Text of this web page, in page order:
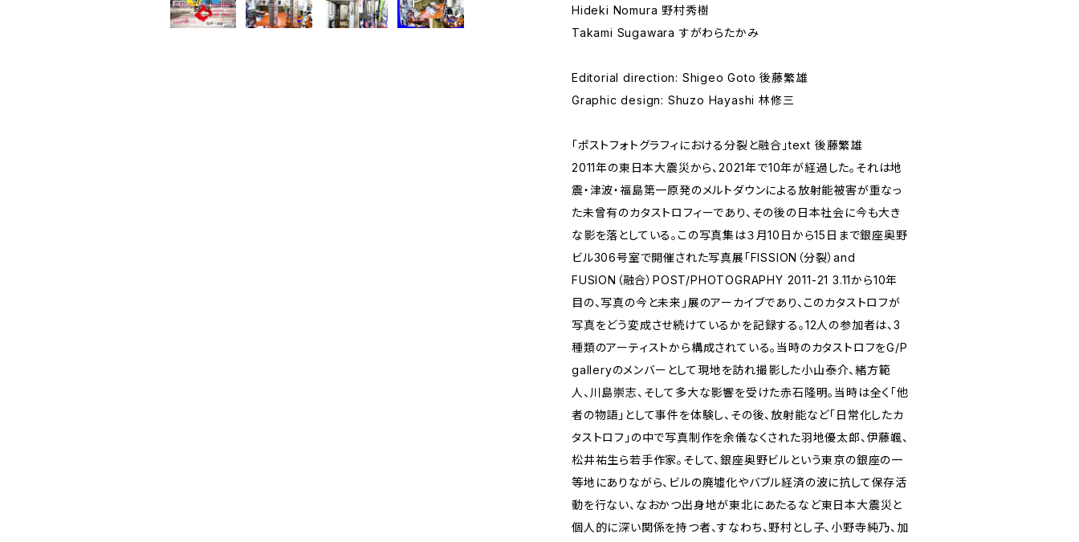
Hideki Nomura 野村秀樹
Takami Sugawara すがわらたかみ
Editorial direction: Shigeo Goto 後藤繁雄
Graphic design: Shuzo Hayashi 林修三
「ポストフォトグラフィにおける分裂と融合」text 後藤繁雄
2011年の東日本大震災から、2021年で10年が経過した。それは地
震・津波・福島第一原発のメルトダウンによる放射能被害が重なっ
た未曾有のカタストロフィーであり、その後の日本社会に今も大き
な影を落としている。この写真集は３月10日から15日まで銀座奥野
ビル306号室で開催された写真展「FISSION（分裂）and
FUSION（融合）POST/PHOTOGRAPHY 2011-21 3.11から10年
目の、写真の今と未来」展のアーカイブであり、このカタストロフが
写真をどう変成させ続けているかを記録する。12人の参加者は、3
種類のアーティストから構成されている。当時のカタストロフをG/P
galleryのメンバーとして現地を訪れ撮影した小山泰介、緒方範
人、川島崇志、そして多大な影響を受けた赤石隆明。当時は全く「他
者の物語」として事件を体験し、その後、放射能など「日常化したカ
タストロフ」の中で写真制作を余儀なくされた羽地優太郎、伊藤颯、
松井祐生ら若手作家。そして、銀座奥野ビルという東京の銀座の一
等地にありながら、ビルの廃墟化やバブル経済の波に抗して保存活
動を行ない、なおかつ出身地が東北にあたるなど東日本大震災と
個人的に深い関係を持つ者、すなわち、野村とし子、小野寺純乃、加